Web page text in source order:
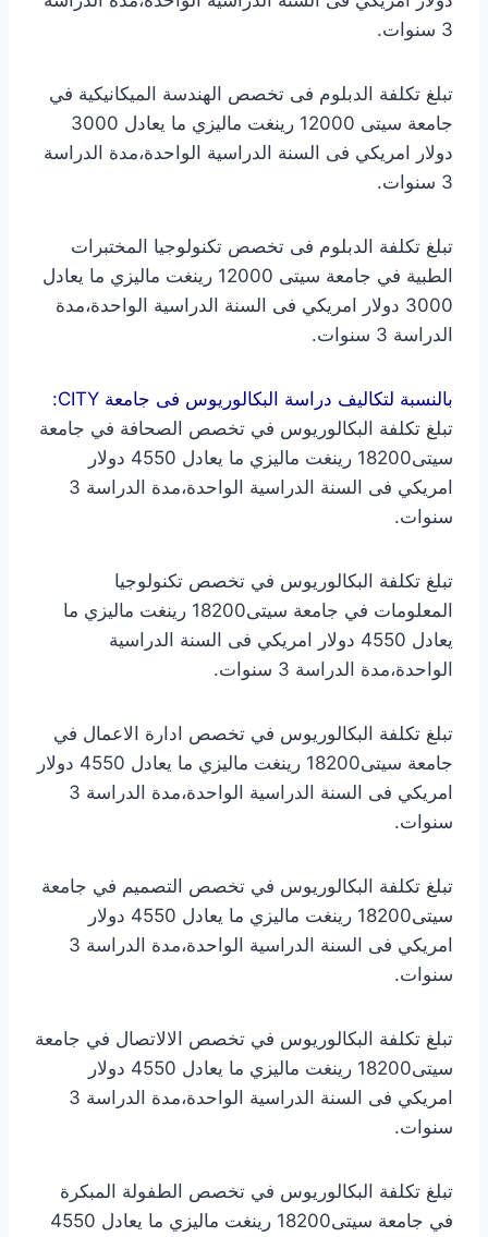
3 سنوات.
تبلغ تكلفة الدبلوم فى تخصص الهندسة الميكانيكية في
جامعة سيتى 12000 رينغت ماليزي ما يعادل 3000
دولار امريكي فى السنة الدراسية الواحدة،مدة الدراسة
3 سنوات.
تبلغ تكلفة الدبلوم فى تخصص تكنولوجيا المختبرات
الطبية في جامعة سيتى 12000 رينغت ماليزي ما يعادل
3000 دولار امريكي فى السنة الدراسية الواحدة،مدة
الدراسة 3 سنوات.
بالنسبة لتكاليف دراسة البكالوريوس فى جامعة CITY:
تبلغ تكلفة البكالوريوس في تخصص الصحافة في جامعة
سيتى18200 رينغت ماليزي ما يعادل 4550 دولار
امريكي فى السنة الدراسية الواحدة،مدة الدراسة 3
سنوات.
تبلغ تكلفة البكالوريوس في تخصص تكنولوجيا
المعلومات في جامعة سيتى18200 رينغت ماليزي ما
يعادل 4550 دولار امريكي فى السنة الدراسية
الواحدة،مدة الدراسة 3 سنوات.
تبلغ تكلفة البكالوريوس في تخصص ادارة الاعمال في
جامعة سيتى18200 رينغت ماليزي ما يعادل 4550 دولار
امريكي فى السنة الدراسية الواحدة،مدة الدراسة 3
سنوات.
تبلغ تكلفة البكالوريوس في تخصص التصميم في جامعة
سيتى18200 رينغت ماليزي ما يعادل 4550 دولار
امريكي فى السنة الدراسية الواحدة،مدة الدراسة 3
سنوات.
تبلغ تكلفة البكالوريوس في تخصص الالاتصال في جامعة
سيتى18200 رينغت ماليزي ما يعادل 4550 دولار
امريكي فى السنة الدراسية الواحدة،مدة الدراسة 3
سنوات.
تبلغ تكلفة البكالوريوس في تخصص الطفولة المبكرة
في جامعة سيتى18200 رينغت ماليزي ما يعادل 4550